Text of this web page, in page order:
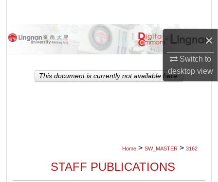
×
Switch to
desktopview
Browse Collections
About
Home > SW_MASTER > 3162
STAFF PUBLICATIONS
This document is currently not available here.